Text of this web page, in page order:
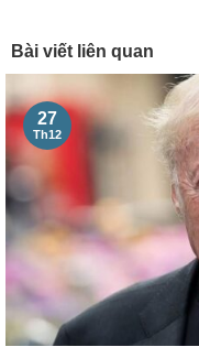
Bài viết liên quan
27
Th12